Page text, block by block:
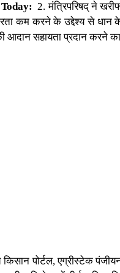
2. मंत्रिपरिषद् ने
कम करने के उद्देश्य से
सहायता प्रदान करने का
पोर्टल, एग्रीस्टेक